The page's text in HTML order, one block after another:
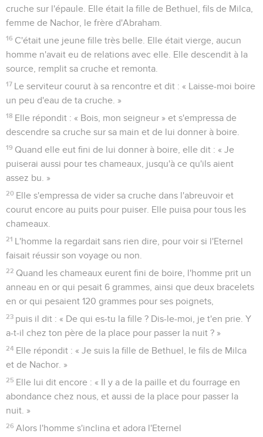
cruche sur l'épaule. Elle était la fille de Bethuel, fils de Milca,
femme de Nachor, le frère d'Abraham.
16 C'était une jeune fille très belle. Elle était vierge, aucun
homme n'avait eu de relations avec elle. Elle descendit à la
source, remplit sa cruche et remonta.
17 Le serviteur courut à sa rencontre et dit : « Laisse-moi boire
un peu d'eau de ta cruche. »
18 Elle répondit : « Bois, mon seigneur » et s'empressa de
descendre sa cruche sur sa main et de lui donner à boire.
19 Quand elle eut fini de lui donner à boire, elle dit : « Je
puiserai aussi pour tes chameaux, jusqu'à ce qu'ils aient
assez bu. »
20 Elle s'empressa de vider sa cruche dans l'abreuvoir et
courut encore au puits pour puiser. Elle puisa pour tous les
chameaux.
21 L'homme la regardait sans rien dire, pour voir si l'Eternel
faisait réussir son voyage ou non.
22 Quand les chameaux eurent fini de boire, l'homme prit un
anneau en or qui pesait 6 grammes, ainsi que deux bracelets
en or qui pesaient 120 grammes pour ses poignets,
23 puis il dit : « De qui es-tu la fille ? Dis-le-moi, je t'en prie. Y
a-t-il chez ton père de la place pour passer la nuit ? »
24 Elle répondit : « Je suis la fille de Bethuel, le fils de Milca
et de Nachor. »
25 Elle lui dit encore : « Il y a de la paille et du fourrage en
abondance chez nous, et aussi de la place pour passer la
nuit. »
26 Alors l'homme s'inclina et adora l'Eternel